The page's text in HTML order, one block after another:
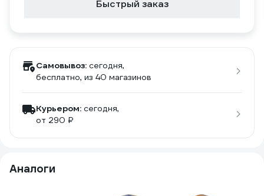
Быстрый заказ
Самовывоз: сегодня,
бесплатно, из 40 магазинов
Курьером: сегодня,
от 290 ₽
Аналоги